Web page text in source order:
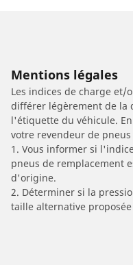
Mentions légales
Les indices de charge et/
différer légèrement de la
l'étiquette du véhicule.
votre revendeur de
1. Vous informer si
pneus de remplacement
d'origine.
2. Déterminer si la
taille alternative proposée